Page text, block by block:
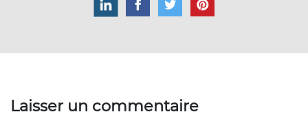
Laisser un commentaire